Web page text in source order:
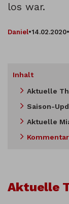
los war.
Daniel•14.02.2020•
Inhalt
Aktuelle
Saison-
Aktuelle
Aktuelle